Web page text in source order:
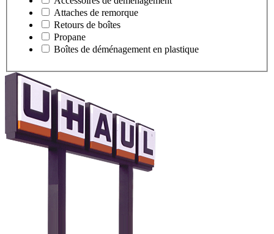
Attaches de remorque
Retours de boîtes
Propane
Boîtes de déménagement en plastique